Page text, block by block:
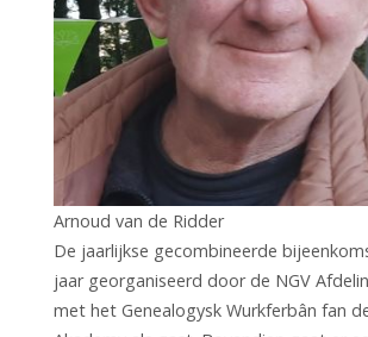
Arnoud van de Ridder
De jaarlijkse gecombineerde
jaar georganiseerd door de NGV
met het Genealogysk Wurkferbân fan